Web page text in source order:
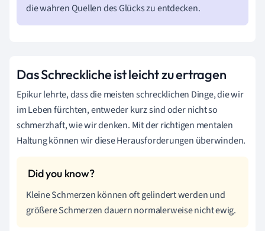
die wahren Quellen des Glücks zu entdecken.
Das Schreckliche ist leicht zu ertragen
Epikur lehrte, dass die meisten schrecklichen Dinge, die wir
im Leben fürchten, entweder kurz sind oder nicht so
schmerzhaft, wie wir denken. Mit der richtigen mentalen
Haltung können wir diese Herausforderungen überwinden.
Kleine Schmerzen können oft gelindert werden und
größere Schmerzen dauern normalerweise nicht ewig.